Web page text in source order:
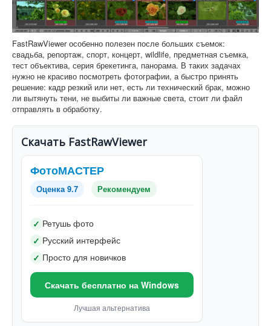
FastRawViewer особенно полезен после больших съемок:
свадьба, репортаж, спорт, концерт, wildlife, предметная съемка,
тест объектива, серия брекетинга, панорама. В таких задачах
нужно не красиво посмотреть фотографии, а быстро принять
решение: кадр резкий или нет, есть ли технический брак, можно
ли вытянуть тени, не выбиты ли важные света, стоит ли файл
отправлять в обработку.
Скачать FastRawViewer
ФотоМАСТЕР
Оценка 9.7 Рекомендуем
✓ Ретушь фото
✓ Русский интерфейс
✓ Просто для новичков
Скачать бесплатно на Windows
Лучшая альтернатива